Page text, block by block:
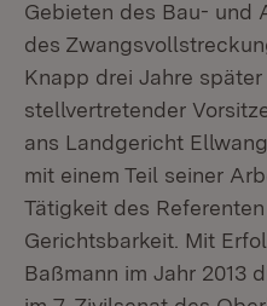
Gebieten des Bau- und
des
Knapp drei Jahre
stellvertretender
ans Landgericht
mit einem Teil seiner
Tätigkeit des
Gerichtsbarkeit. Mit
Baßmann im Jahr 2013